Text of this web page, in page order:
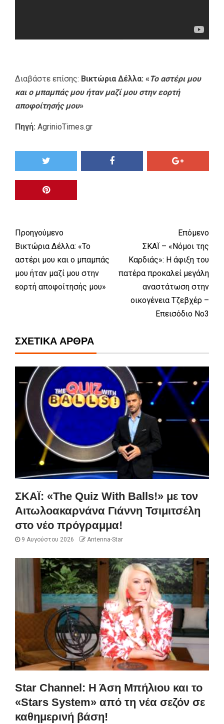
Διαβάστε επίσης: Βικτώρια Δέλλα: « Το αστέρι μου
και ο μπαμπάς μου ήταν μαζί μου στην εορτή
αποφοίτησής μου»
Πηγή: AgrinioTimes.gr
Προηγούμενο
Βικτώρια Δέλλα: «Το
αστέρι μου και ο μπαμπάς
μου ήταν μαζί μου στην
εορτή αποφοίτησής μου»
Επόμενο
ΣΚΑΪ – «Νόμοι της
Καρδιάς»: Η άφιξη του
πατέρα προκαλεί μεγάλη
αναστάτωση στην
οικογένεια Τζεβχέρ –
Επεισόδιο Νο3
ΣΧΕΤΙΚΆ ΆΡΘΡΑ
ΣΚΑΪ: «The Quiz With Balls!» με τον
Αιτωλοακαρνάνα Γιάννη Τσιμιτσέλη
στο νέο πρόγραμμα!
9 Αυγούστου 2026 Antenna-Star
Star Channel: Η Άση Μπήλιου και το
«Stars System» από τη νέα σεζόν σε
καθημερινή βάση!